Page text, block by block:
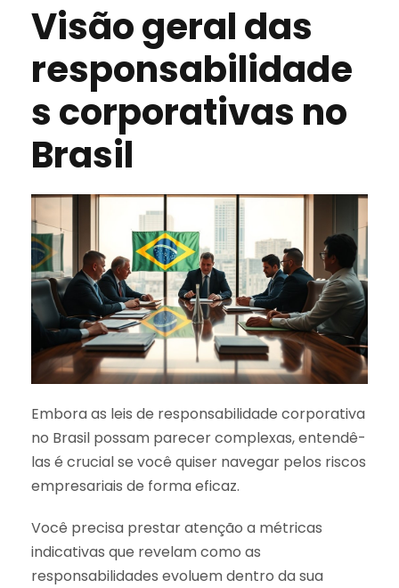
Visão geral das
responsabilidade
s corporativas no
Brasil
Embora as leis de responsabilidade corporativa
no Brasil possam parecer complexas, entendê-
las é crucial se você quiser navegar pelos riscos
empresariais de forma eficaz.
Você precisa prestar atenção a métricas
indicativas que revelam como as
responsabilidades evoluem dentro da sua